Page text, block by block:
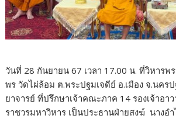
วันที่ 28 กันยายน 67 เวลา 17.00 น. ที่วิหารพ
พร วัดไผ่ล้อม ต.พระปฐมเจดีย์ อ.เมือง จ.นคร
ยาจารย์ ที่ปรึกษาเจ้าคณะภาค 14 รองเจ้าอา
ราชวรมหาวิหาร เป็นประธานฝ่ายสงฆ์ นางอ